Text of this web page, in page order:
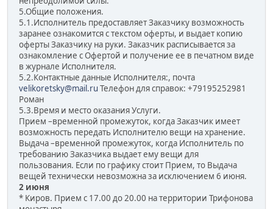
5.Общие положения.
5.1.Исполнитель предоставляет Заказчику возможность
заранее ознакомится с текстом оферты, и выдает копию
оферты Заказчику на руки. Заказчик расписывается за
ознакомление с Офертой и получение ее в печатном виде
в журнале Исполнителя.
5.2.Контактные данные Исполнителя:, почта
velikoretsky@mail.ru Телефон для справок: +79195252981
Роман
5.3.Время и место оказания Услуги.
Прием –временной промежуток, когда Заказчик имеет
возможность передать Исполнителю вещи на хранение.
Выдача –временной промежуток, когда Исполнитель по
требованию Заказчика выдает ему вещи для
пользования. Если по графику стоит Прием, то Выдача
вещей технически невозможна за исключением 6 июня.
2 июня
* Киров. Прием с 17.00 до 20.00 на территории Трифонова